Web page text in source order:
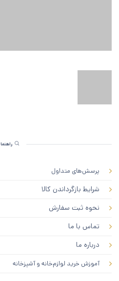
راهنما
پرسش‌های متداول
شرایط بازگرداندن کالا
نحوه ثبت سفارش
تماس با ما
درباره ما
آموزش خرید لوازم‌خانه و آشپزخانه